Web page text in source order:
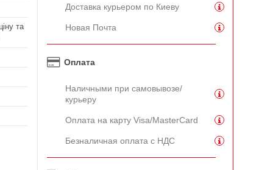
та
Доставка курьером по Киеву
Новая Почта
Оплата
Наличными при самовывозе/
курьеру
Оплата на карту Visa/MasterCard
Безналичная оплата с НДС